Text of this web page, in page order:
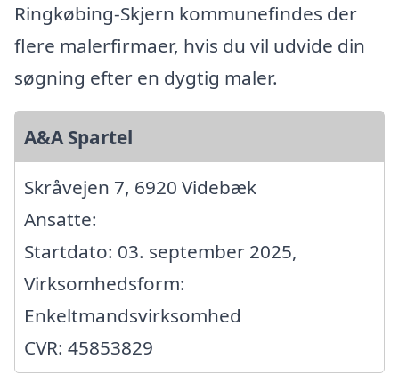
Ringkøbing-Skjern kommunefindes der
flere malerfirmaer, hvis du vil udvide din
søgning efter en dygtig maler.
A&A Spartel
Skråvejen 7, 6920 Videbæk
Ansatte:
Startdato: 03. september 2025,
Virksomhedsform:
Enkeltmandsvirksomhed
CVR: 45853829